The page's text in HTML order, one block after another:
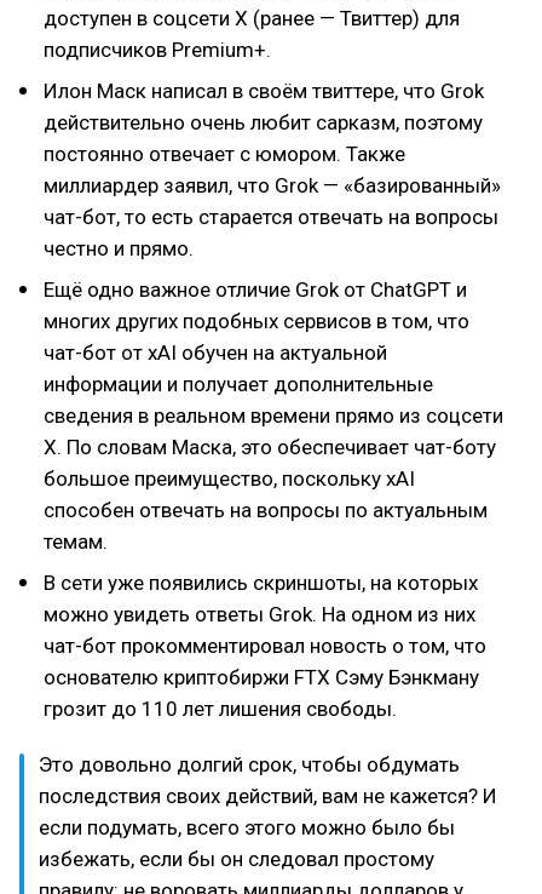
доступен в соцсети X (ранее — Твиттер) для
подписчиков Premium+.
Илон Маск написал в своём твиттере, что Grok
действительно очень любит сарказм, поэтому
постоянно отвечает с юмором. Также
миллиардер заявил, что Grok — «базированный»
чат-бот, то есть старается отвечать на вопросы
честно и прямо.
Ещё одно важное отличие Grok от ChatGPT и
многих других подобных сервисов в том, что
чат-бот от xAI обучен на актуальной
информации и получает дополнительные
сведения в реальном времени прямо из соцсети
X. По словам Маска, это обеспечивает чат-боту
большое преимущество, поскольку xAI
способен отвечать на вопросы по актуальным
темам.
В сети уже появились скриншоты, на которых
можно увидеть ответы Grok. На одном из них
чат-бот прокомментировал новость о том, что
основателю криптобиржи FTX Сэму Бэнкману
грозит до 110 лет лишения свободы.
Это довольно долгий срок, чтобы обдумать
последствия своих действий, вам не кажется? И
если подумать, всего этого можно было бы
избежать, если бы он следовал простому